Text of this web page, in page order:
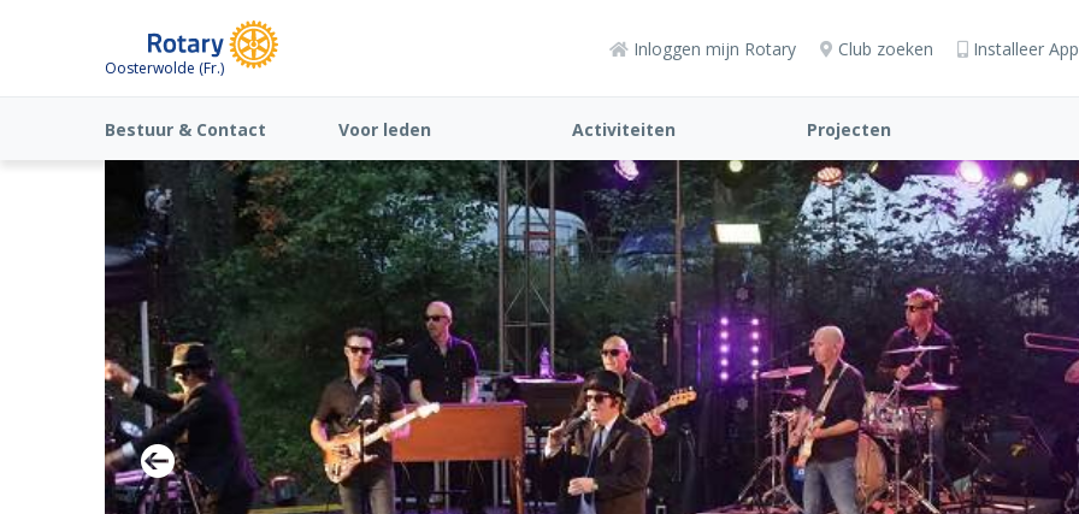
Oosterwolde (Fr.)
Inloggen mijn Rotary Club zoeken Installeer App
Bestuur & Contact Voor leden Activiteiten Projecten